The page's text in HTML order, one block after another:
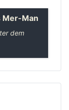
Mer-Man
dem